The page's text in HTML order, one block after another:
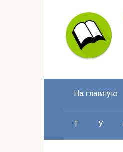
На главную
Т У